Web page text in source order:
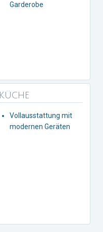
Garderobe
KÜCHE
Vollausstattung mit
modernen Geräten